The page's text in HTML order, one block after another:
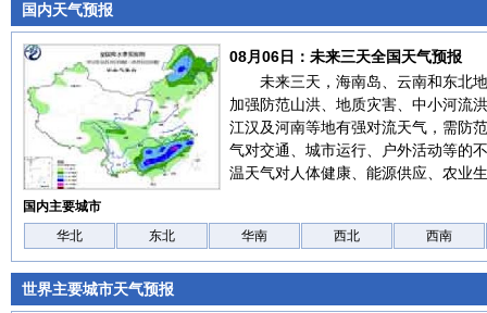
国内天气预报
08月06日：未来三天全国天气预报
未来三天，海南岛、云南和东北
加强防范山洪、地质灾害、中小河流
江汉及河南等地有强对流天气，需防
气对交通、城市运行、户外活动等的
温天气对人体健康、能源供应、农业
国内主要城市
华北
东北 华南 西北 西南
世界主要城市天气预报